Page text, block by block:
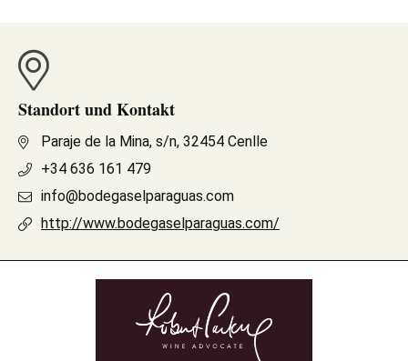
Standort und Kontakt
Paraje de la Mina, s/n, 32454 Cenlle
+34 636 161 479
info@bodegaselparaguas.com
http://www.bodegaselparaguas.com/